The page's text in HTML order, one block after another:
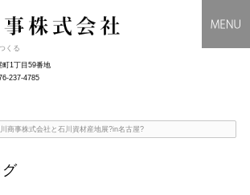
くる
町1丁目59番地
237-4785
商事株式会社と石川資材産地展?in名古屋?